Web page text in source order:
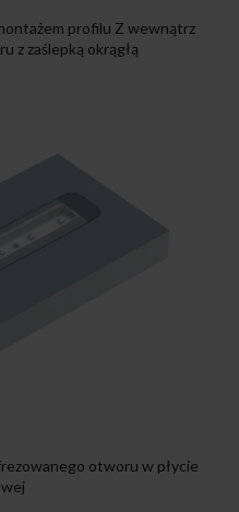
profilu Z wewnątrz
z zaślepką okrągłą
otworu w płycie